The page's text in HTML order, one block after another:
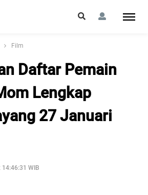
Film
Daftar Pemain
Lengkap
27 Januari
WIB